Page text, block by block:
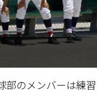
部のメンバーは練習